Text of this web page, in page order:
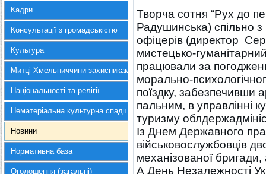
Кадри
Консультації з громадськістю
Культура
Митці Хмельниччини захисникам України
Національності та релігії
Нематеріальна культурна спадщина
Новини
Нормативна база
Оголошення (загальні)
Творча сотня “Рух до
Радушинська) спільно
офіцерів (директор
мистецько-
працювали за
морально-
поїздку, забезпечивши
пальним, в управлінні
туризму
Із Днем Державного
військовослужбовців
механізованої
А День Незалежності